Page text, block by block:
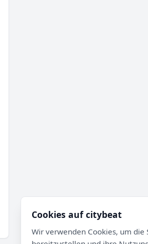
Cookies auf citybeat
Wir verwenden Cookies, um die